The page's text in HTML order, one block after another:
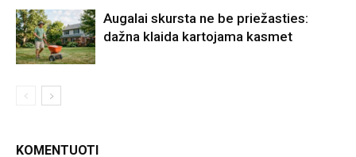
Augalai skursta ne be priežasties:
dažna klaida kartojama kasmet
KOMENTUOTI